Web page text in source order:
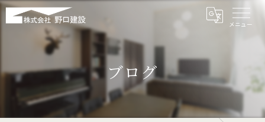
ブログ